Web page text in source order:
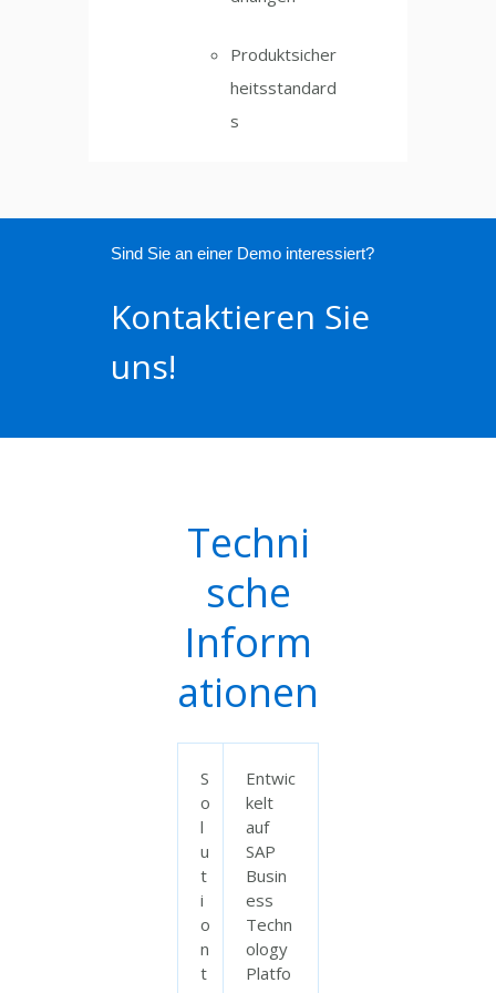
Produktsicher
heitsstandard
s
Sind Sie an einer Demo interessiert?
Kontaktieren Sie
uns!
Techni
sche
Inform
ationen
S
o
l
u
t
i
o
n
t
Entwic
kelt
auf
SAP
Busin
ess
Techn
ology
Platfo